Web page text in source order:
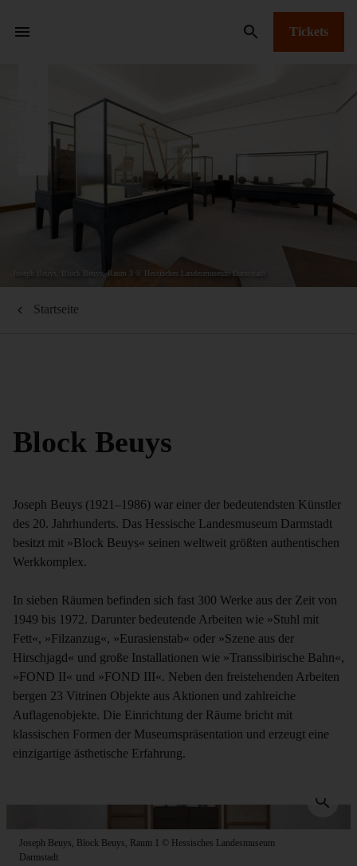
Tickets
Joseph Beuys, Block Beuys, Raum 3 © Hessisches Landesmuseum Darmstadt
Startseite
Block Beuys
Joseph Beuys (1921–1986) war einer der bedeutendsten Künstler
des 20. Jahrhunderts. Das Hessische Landesmuseum Darmstadt
besitzt mit »Block Beuys« seinen weltweit größten authentischen
Werkkomplex.
In sieben Räumen befinden sich fast 300 Werke aus der Zeit von
1949 bis 1972. Darunter bedeutende Arbeiten wie »Stuhl mit
Fett«, »Filzanzug«, »Eurasienstab« oder »Szene aus der
Hirschjagd« und große Installationen wie »Transsibirische Bahn«,
»FOND II« und »FOND III«. Neben den freistehenden Arbeiten
bergen 23 Vitrinen Objekte aus Aktionen und zahlreiche
Auflagenobjekte. Die Einrichtung der Räume bricht mit
klassischen Formen der Museumspräsentation und erzeugt eine
einzigartige ästhetische Erfahrung.
Joseph Beuys, Block Beuys, Raum 1 © Hessisches Landesmuseum
Darmstadt